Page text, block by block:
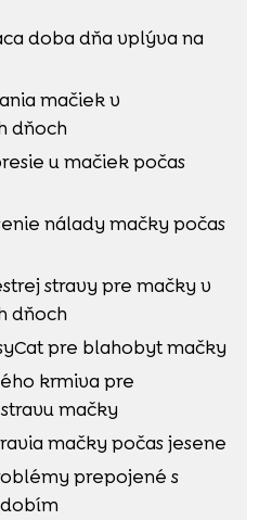
doba dňa vplýva na
mačiek v
dňoch
u mačiek počas
nálady mačky počas
stravy pre mačky v
dňoch
pre blahobyt mačky
krmiva pre
mačky
mačky počas jesene
prepojené s